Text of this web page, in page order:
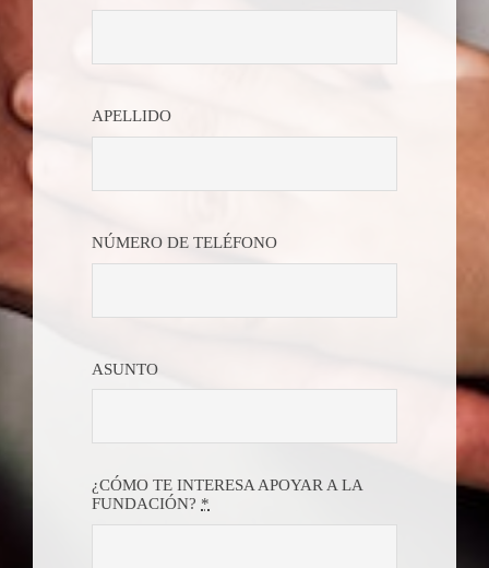
APELLIDO
NÚMERO DE TELÉFONO
ASUNTO
¿CÓMO TE INTERESA APOYAR A LA
FUNDACIÓN? *